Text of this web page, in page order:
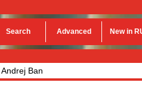
Search Advanced New in